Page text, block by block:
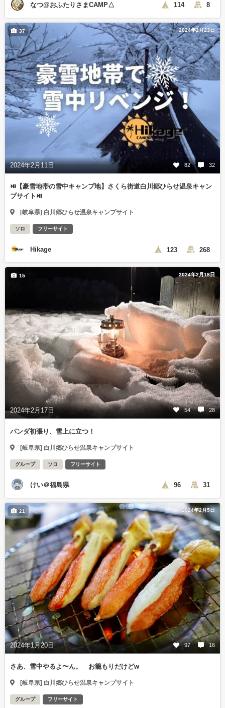
なつ@おふたりさまCAMP△ 114 8
2024年2月23日
2024年2月11日 82 32
37
⏯️【豪雪地帯の雪中キャンプ地】さくら街道白川郷ひらせ温泉キャン
プサイト⏯️
[岐阜県] 白川郷ひらせ温泉キャンプサイト
ソロ フリーサイト
Hikage 123 268
2024年2月18日
2024年2月17日 54 28
15
パンダ初張り、雪上に立つ！
[岐阜県] 白川郷ひらせ温泉キャンプサイト
グループ ソロ フリーサイト
けい＠福島県 96 31
2024年2月5日
2024年1月20日 97 16
21
さあ、雪中やるよ〜ん。 お籠もりだけどw
[岐阜県] 白川郷ひらせ温泉キャンプサイト
グループ フリーサイト